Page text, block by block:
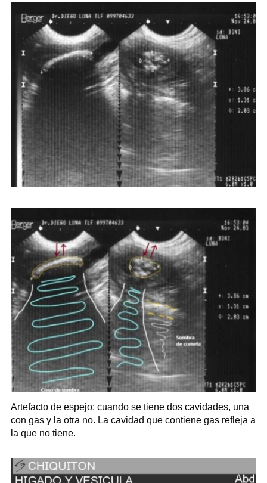
Artefacto de espejo: cuando se tiene dos cavidades, una
con gas y la otra no. La cavidad que contiene gas refleja a
la que no tiene.